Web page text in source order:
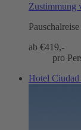
Zustimmung
Pauschalreise
ab €419,-
pro
Hotel